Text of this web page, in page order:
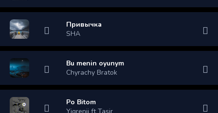
Привычка
SHA
Bu menin oyunym
Chyrachy Bratok
Po Bitom
Yigrenji ft Tasir